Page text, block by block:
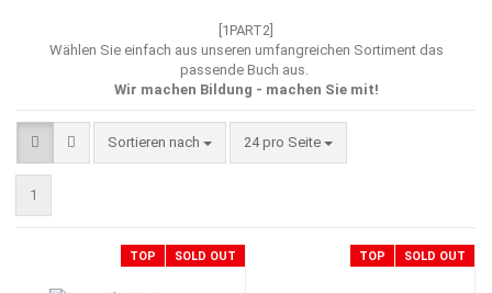
[1PART2]
Wählen Sie einfach aus unseren umfangreichen Sortiment das
passende Buch aus.
Wir machen Bildung - machen Sie mit!
Sortieren nach
Sortieren nach 24 pro Seite
pro Seite
1
TOP SOLD OUT TOP SOLD OUT